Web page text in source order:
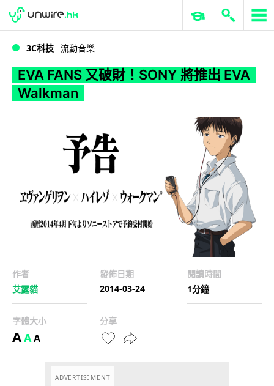
WWDC 2026 ERP 與商業 AI
3C科技 流動音樂
EVA FANS 又破財！SONY 將推出 EVA
Walkman
作者
艾露貓
發佈日期
2014-03-24
閱讀時間
1分鐘
字體大小
AAA
分享
ADVERTISEMENT